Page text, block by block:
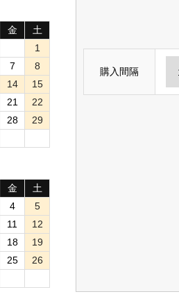
購入間隔
金
土
1
7
8
14
15
21
22
28
29
金
土
4
5
11
12
18
19
25
26